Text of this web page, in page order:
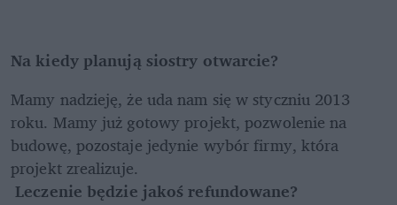
Na kiedy planują siostry otwarcie?
Mamy nadzieję, że uda nam się w styczniu 2013
roku. Mamy już gotowy projekt, pozwolenie na
budowę, pozostaje jedynie wybór firmy, która
projekt zrealizuje.
Leczenie będzie jakoś refundowane?